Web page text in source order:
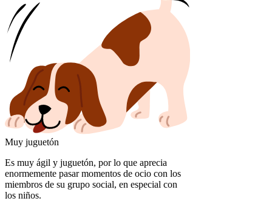
Muy juguetón
Es muy ágil y juguetón, por lo que aprecia
enormemente pasar momentos de ocio con los
miembros de su grupo social, en especial con
los niños.